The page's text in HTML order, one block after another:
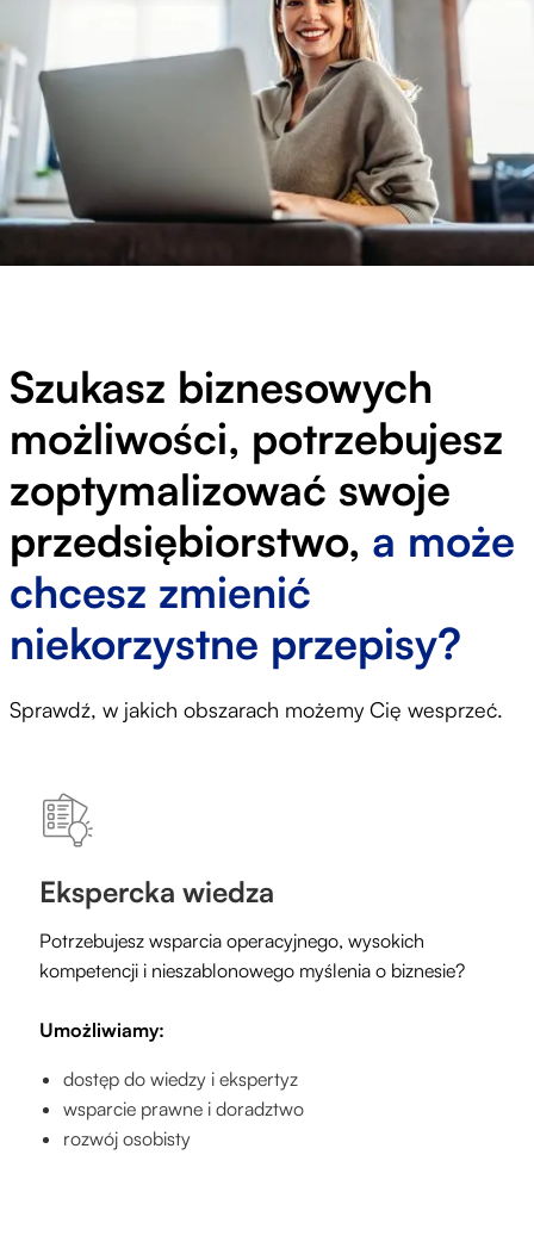
Szukasz biznesowych
możliwości, potrzebujesz
zoptymalizować swoje
przedsiębiorstwo, a może
chcesz zmienić
niekorzystne przepisy?
Sprawdź, w jakich obszarach możemy Cię wesprzeć.
Ekspercka wiedza
Potrzebujesz wsparcia operacyjnego, wysokich
kompetencji i nieszablonowego myślenia o biznesie?
Umożliwiamy:
dostęp do wiedzy i ekspertyz
wsparcie prawne i doradztwo
rozwój osobisty